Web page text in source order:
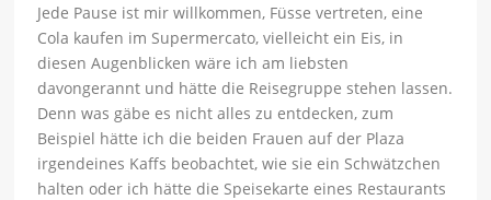
Jede Pause ist mir willkommen, Füsse vertreten, eine
Cola kaufen im Supermercato, vielleicht ein Eis, in
diesen Augenblicken wäre ich am liebsten
davongerannt und hätte die Reisegruppe stehen lassen.
Denn was gäbe es nicht alles zu entdecken, zum
Beispiel hätte ich die beiden Frauen auf der Plaza
irgendeines Kaffs beobachtet, wie sie ein Schwätzchen
halten oder ich hätte die Speisekarte eines Restaurants